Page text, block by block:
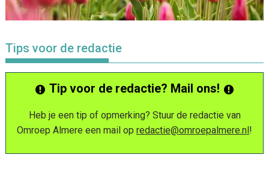
Tips voor de redactie
Tip voor de redactie? Mail ons!
Heb je een tip of opmerking? Stuur de redactie van
Omroep Almere een mail op redactie@omroepalmere.nl !